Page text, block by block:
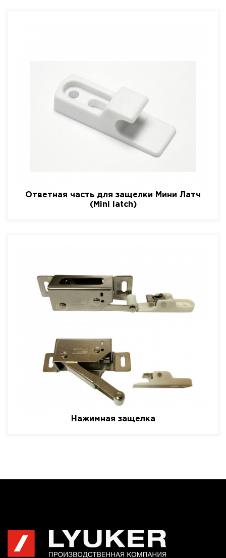
Ответная часть для защелки Мини Латч
(Mini latch)
Нажимная защелка